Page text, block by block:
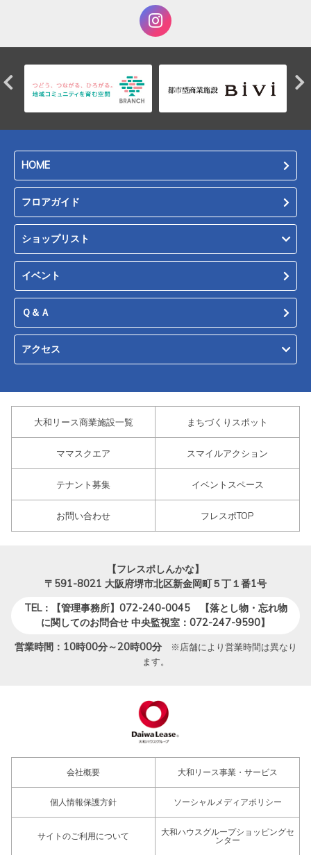
HOME
フロアガイド
ショップリスト
イベント
Ｑ＆Ａ
アクセス
大和リース商業施設一覧 まちづくりスポット
ママスクエア スマイルアクション
テナント募集 イベントスペース
お問い合わせ フレスポTOP
【フレスポしんかな】
〒591-8021 大阪府堺市北区新金岡町５丁１番1号
TEL：【管理事務所】072-240-0045 【落とし物・忘れ物
に関してのお問合せ 中央監視室：072-247-9590】
営業時間：10時00分～20時00分※店舗により営業時間は異なり
ます。
会社概要 大和リース事業・サービス
個人情報保護方針 ソーシャルメディアポリシー
サイトのご利用について
大和ハウスグループショッピングセ
ンター